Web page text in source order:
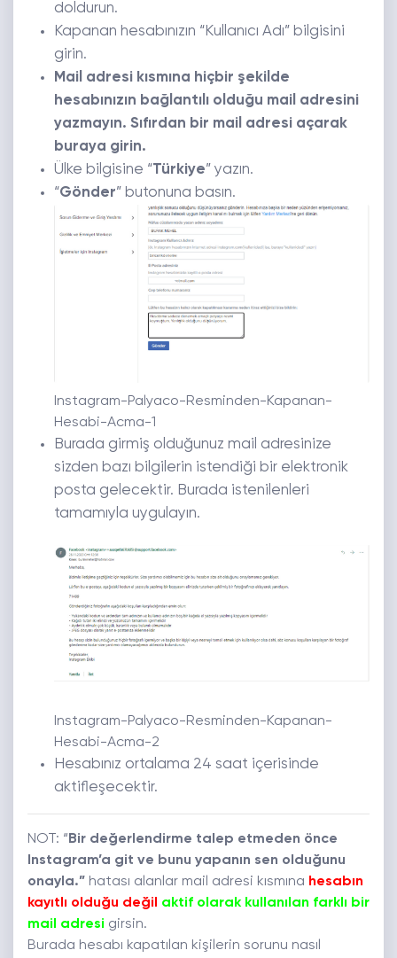
doldurun.
Kapanan hesabınızın “Kullanıcı Adı” bilgisini
girin.
Mail adresi kısmına hiçbir şekilde
hesabınızın bağlantılı olduğu mail adresini
yazmayın. Sıfırdan bir mail adresi açarak
buraya girin.
Ülke bilgisine “Türkiye” yazın.
“Gönder” butonuna basın.
Instagram-Palyaco-Resminden-Kapanan-
Hesabi-Acma-1
Burada girmiş olduğunuz mail adresinize
sizden bazı bilgilerin istendiği bir elektronik
posta gelecektir. Burada istenilenleri
tamamıyla uygulayın.
Instagram-Palyaco-Resminden-Kapanan-
Hesabi-Acma-2
Hesabınız ortalama 24 saat içerisinde
aktifleşecektir.
NOT: “ Bir değerlendirme talep etmeden önce
Instagram’a git ve bunu yapanın sen olduğunu
onayla.” hatası alanlar mail adresi kısmına hesabın
kayıtlı olduğu değil
aktif olarak kullanılan farklı bir
mail adresi girsin.
Burada hesabı kapatılan kişilerin sorunu nasıl